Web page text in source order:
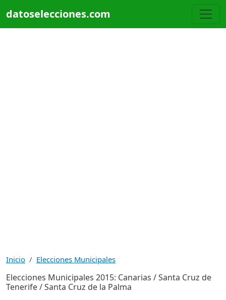
datoselecciones.com
Inicio Elecciones Municipales
Elecciones Municipales 2015: Canarias / Santa Cruz de
Tenerife / Santa Cruz de la Palma